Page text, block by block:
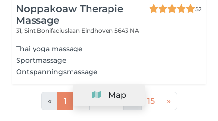
Noppakoaw Therapie
Massage
52
31, Sint Bonifaciuslaan Eindhoven 5643 NA
Thai yoga massage
Sportmassage
Ontspanningsmassage
« 1 3 4 15 »
Map